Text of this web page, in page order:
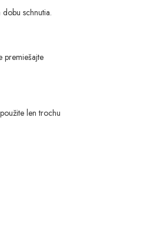
schnutia.
premiešajte
len trochu